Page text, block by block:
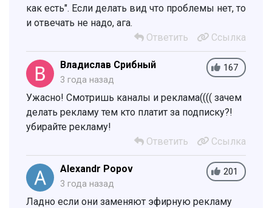
как есть". Если делать вид что проблемы нет, то
и отвечать не надо, ага.
Ответить
Ссылка
167
Владислав Срибный
3 года назад
Ужасно! Смотришь каналы и реклама(((( зачем
делать рекламу тем кто платит за подписку?!
убирайте рекламу!
Ответить
Ссылка
201
Alexandr Popov
3 года назад
Ладно если они заменяют эфирную рекламу